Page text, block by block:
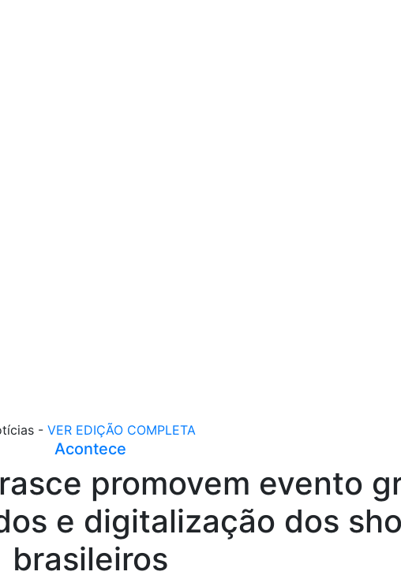
- VER EDIÇÃO COMPLETA
Acontece
promovem evento
e digitalização dos
brasileiros